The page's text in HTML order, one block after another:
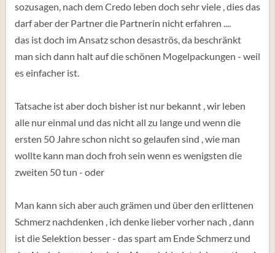
sozusagen, nach dem Credo leben doch sehr viele , dies das
darf aber der Partner die Partnerin nicht erfahren ....
das ist doch im Ansatz schon desaströs, da beschränkt
man sich dann halt auf die schönen Mogelpackungen - weil
es einfacher ist.
Tatsache ist aber doch bisher ist nur bekannt , wir leben
alle nur einmal und das nicht all zu lange und wenn die
ersten 50 Jahre schon nicht so gelaufen sind , wie man
wollte kann man doch froh sein wenn es wenigsten die
zweiten 50 tun - oder
Man kann sich aber auch grämen und über den erlittenen
Schmerz nachdenken , ich denke lieber vorher nach , dann
ist die Selektion besser - das spart am Ende Schmerz und